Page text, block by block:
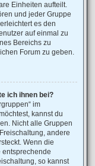
Einheiten aufteilt.
und jeder Gruppe
es den
auf einmal zu
Bereichs zu
Forum zu geben.
ich ihnen bei?
im
kannst du
Nicht alle Gruppen
andere
Wenn die
entsprechende
so kannst